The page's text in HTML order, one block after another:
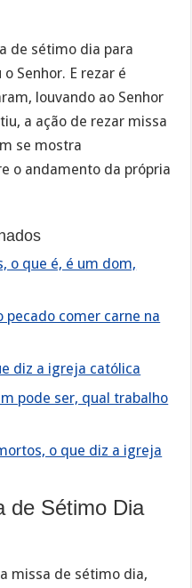
de sétimo dia para
Senhor. E rezar é
louvando ao Senhor
a ação de rezar missa
se mostra
o andamento da própria
o que é, é um dom,
pecado comer carne na
diz a igreja católica
pode ser, qual trabalho
o que diz a igreja
de Sétimo Dia
missa de sétimo dia,